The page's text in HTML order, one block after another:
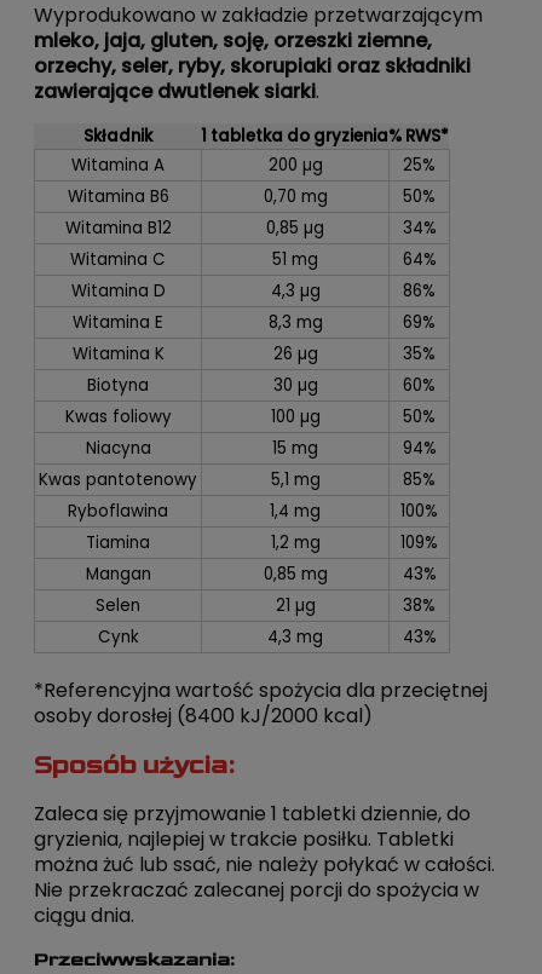
Wyprodukowano w zakładzie przetwarzającym
mleko, jaja, gluten, soję, orzeszki ziemne,
orzechy, seler, ryby, skorupiaki oraz składniki
zawierające dwutlenek siarki.
Składnik 1 tabletka do gryzienia% RWS*
Witamina A
200 µg
25%
Witamina B6
0,70 mg
50%
Witamina B12
0,85 µg
34%
Witamina C
51 mg
64%
Witamina D
4,3 µg
86%
Witamina E
8,3 mg
69%
Witamina K
26 µg
35%
Biotyna
30 µg
60%
Kwas foliowy
100 µg
50%
Niacyna
15 mg
94%
Kwas pantotenowy
5,1 mg
85%
Ryboflawina
1,4 mg
100%
Tiamina
1,2 mg
109%
Mangan
0,85 mg
43%
Selen
21 µg
38%
Cynk
4,3 mg 43%
*Referencyjna wartość spożycia dla przeciętnej
osoby dorosłej (8400 kJ/2000 kcal)
Sposób użycia:
Zaleca się przyjmowanie 1 tabletki dziennie, do
gryzienia, najlepiej w trakcie posiłku. Tabletki
można żuć lub ssać, nie należy połykać w całości.
Nie przekraczać zalecanej porcji do spożycia w
ciągu dnia.
Przeciwwskazania: